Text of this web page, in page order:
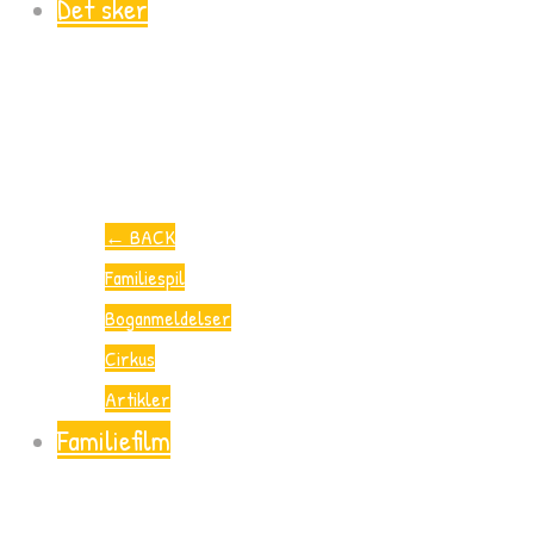
Det sker
← BACK
Familiespil
Boganmeldelser
Cirkus
Artikler
Familiefilm